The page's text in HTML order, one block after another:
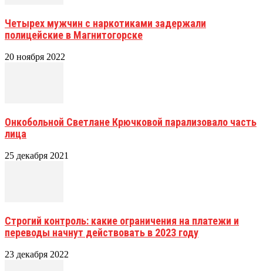
Четырех мужчин с наркотиками задержали
полицейские в Магнитогорске
20 ноября 2022
Онкобольной Светлане Крючковой парализовало часть
лица
25 декабря 2021
Строгий контроль: какие ограничения на платежи и
переводы начнут действовать в 2023 году
23 декабря 2022